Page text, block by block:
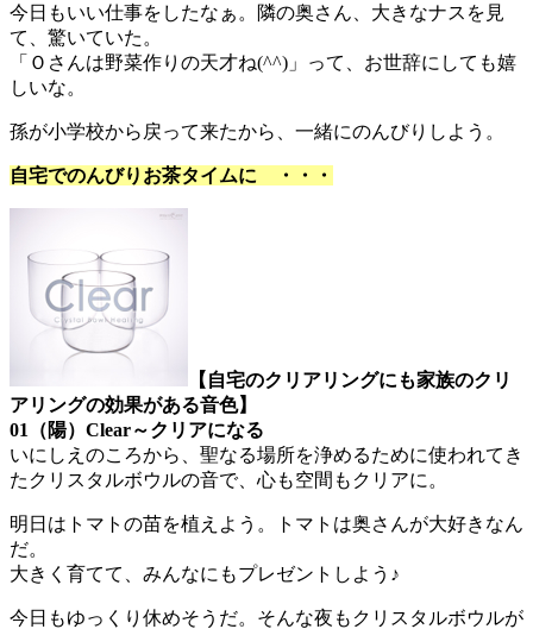
今日もいい仕事をしたなぁ。隣の奥さん、大きなナスを見
て、驚いていた。
「Ｏさんは野菜作りの天才ね(^^)」って、お世辞にしても嬉
しいな。
孫が小学校から戻って来たから、一緒にのんびりしよう。
自宅でのんびりお茶タイムに ・・・
【自宅のクリアリングにも家族のクリ
アリングの効果がある音色】
01（陽）Clear～クリアになる
いにしえのころから、聖なる場所を浄めるために使われてき
たクリスタルボウルの音で、心も空間もクリアに。
明日はトマトの苗を植えよう。トマトは奥さんが大好きなん
だ。
大きく育てて、みんなにもプレゼントしよう♪
今日もゆっくり休めそうだ。そんな夜もクリスタルボウルが